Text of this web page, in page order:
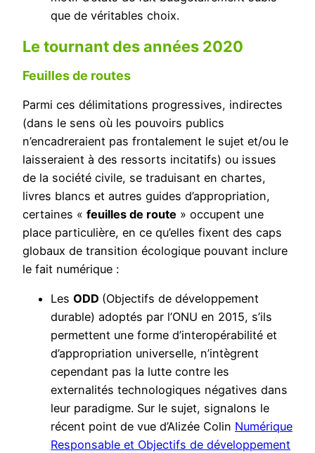
que de véritables choix.
Le tournant des années 2020
Feuilles de routes
Parmi ces délimitations progressives, indirectes
(dans le sens où les pouvoirs publics
n’encadreraient pas frontalement le sujet et/ou le
laisseraient à des ressorts incitatifs) ou issues
de la société civile, se traduisant en chartes,
livres blancs et autres guides d’appropriation,
certaines « feuilles de route » occupent une
place particulière, en ce qu’elles fixent des caps
globaux de transition écologique pouvant inclure
le fait numérique :
Les ODD (Objectifs de développement
durable) adoptés par l’ONU en 2015, s’ils
permettent une forme d’interopérabilité et
d’appropriation universelle, n’intègrent
cependant pas la lutte contre les
externalités technologiques négatives dans
leur paradigme. Sur le sujet, signalons le
récent point de vue d’Alizée Colin Numérique
Responsable et Objectifs de développement